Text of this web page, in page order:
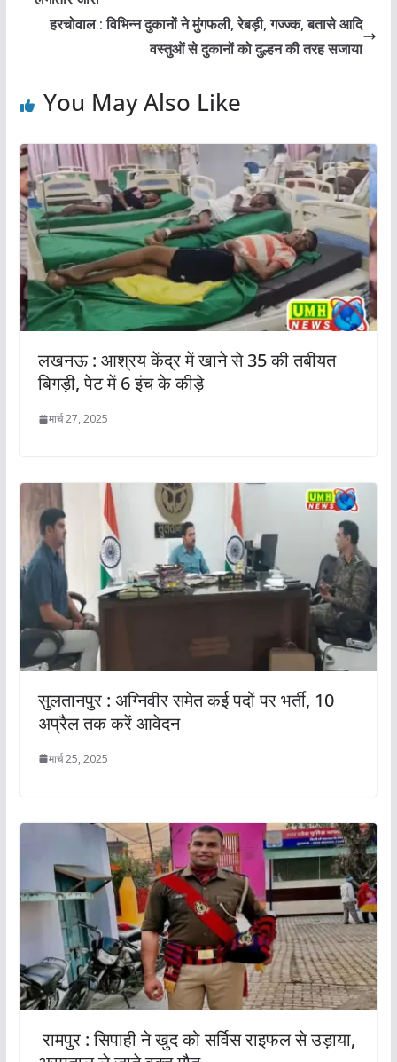
हरचोवाल : विभिन्न दुकानों ने मुंगफली, रेबड़ी, गज्ज्क, बतासे आदि
वस्तुओं से दुकानों को दुल्हन की तरह सजाया
You May Also Like
लखनऊ : आश्रय केंद्र में खाने से 35 की तबीयत
बिगड़ी, पेट में 6 इंच के कीड़े
मार्च 27, 2025
सुलतानपुर : अग्निवीर समेत कई पदों पर भर्ती, 10
अप्रैल तक करें आवेदन
मार्च 25, 2025
रामपुर : सिपाही ने खुद को सर्विस राइफल से उड़ाया,